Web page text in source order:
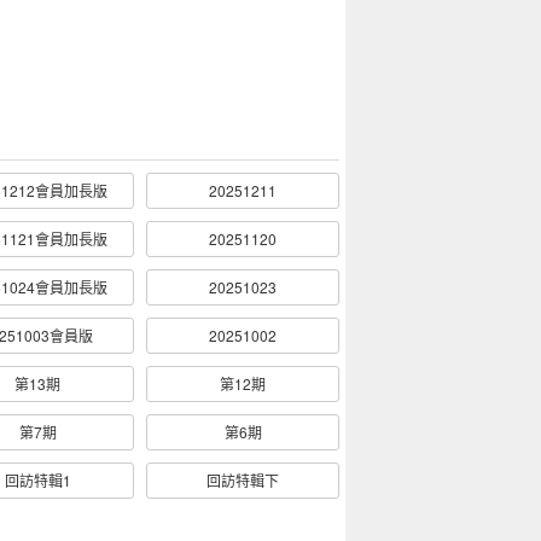
會員加長版 20251211
會員加長版 20251120
會員加長版 20251023
會員版 20251002
第13期 第12期
第7期 第6期
回訪特輯1 回訪特輯下